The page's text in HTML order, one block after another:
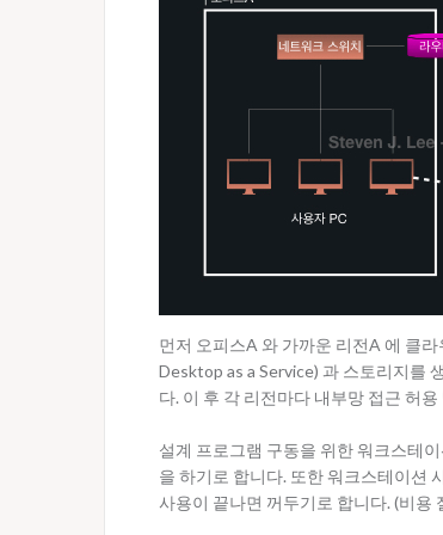
먼저 오피스A 와 가까운 리전A 에 클
Desktop as a Service) 과 스토리지를
다. 이 후 각 리전마다 내부망 접근 허
설계 프로그램 구동을 위한 워크스테
을 하기로 합니다. 또한 워크스테이션
사용이 끝나면 꺼두기로 합니다. (비용